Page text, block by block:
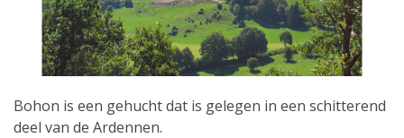
Bohon is een gehucht dat is gelegen in een schitterend
deel van de Ardennen.